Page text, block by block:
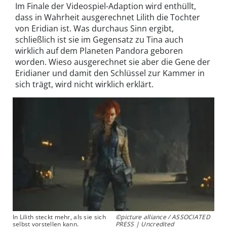
Im Finale der Videospiel-Adaption wird enthüllt,
dass in Wahrheit ausgerechnet Lilith die Tochter
von Eridian ist. Was durchaus Sinn ergibt,
schließlich ist sie im Gegensatz zu Tina auch
wirklich auf dem Planeten Pandora geboren
worden. Wieso ausgerechnet sie aber die Gene der
Eridianer und damit den Schlüssel zur Kammer in
sich trägt, wird nicht wirklich erklärt.
In Lilith steckt mehr, als sie sich
selbst vorstellen kann.
©picture alliance / ASSOCIATED
PRESS | Uncredited